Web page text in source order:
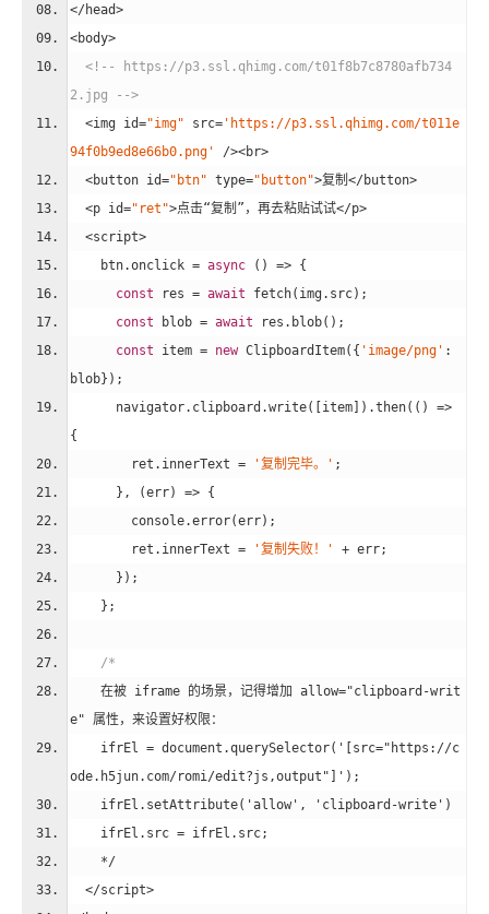
</head>
<body>
<!-- https://p3.ssl.qhimg.com/t01f8b7c8780afb734
2.jpg -->
<img id="img" src= 'https://p3.ssl.qhimg.com/t011e
94f0b9ed8e66b0.png'
/><br>
<button id="btn" type="button">复制 </button>
<p id="ret">点击“复制”，再去粘贴试试</p>
<script>
    btn.onclick =
async () => {
const res = await fetch(img.src);
const blob = await res.blob();
const item = new ClipboardItem({ 'image/png' :
blob});
      navigator.clipboard.write([item]).then(
()
=>
{
        ret.innerText =
'复制完毕。' ;
      }, (err) => {
console.error(err);
        ret.innerText =
'复制失败！'
+ err;
      });
    };
/*
    在被 iframe 的场景，记得增加 allow="clipboard-writ
e" 属性，来设置好权限：
    ifrEl = document.querySelector('[src="https://c
ode.h5jun.com/romi/edit?js,output"]');
    ifrEl.setAttribute('allow', 'clipboard-write')
    ifrEl.src = ifrEl.src;
    */
</script>